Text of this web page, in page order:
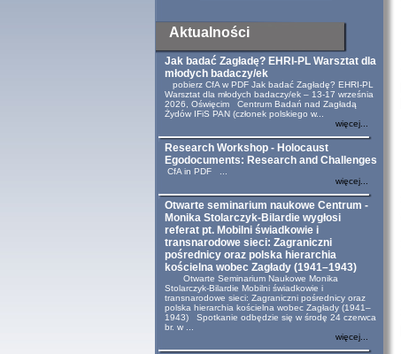
Aktualności
Jak badać Zagładę? EHRI-PL Warsztat dla
młodych badaczy/ek
pobierz CfA w PDF Jak badać Zagładę? EHRI-PL
Warsztat dla młodych badaczy/ek – 13-17 września
2026, Oświęcim Centrum Badań nad Zagładą
Żydów IFiS PAN (członek polskiego w...
więcej...
Research Workshop - Holocaust
Egodocuments: Research and Challenges
CfA in PDF ...
więcej...
Otwarte seminarium naukowe Centrum -
Monika Stolarczyk-Bilardie wygłosi
referat pt. Mobilni świadkowie i
transnarodowe sieci: Zagraniczni
pośrednicy oraz polska hierarchia
kościelna wobec Zagłady (1941–1943)
Otwarte Seminarium Naukowe Monika
Stolarczyk-Bilardie Mobilni świadkowie i
transnarodowe sieci: Zagraniczni pośrednicy oraz
polska hierarchia kościelna wobec Zagłady (1941–
1943) Spotkanie odbędzie się w środę 24 czerwca
br. w ...
więcej...